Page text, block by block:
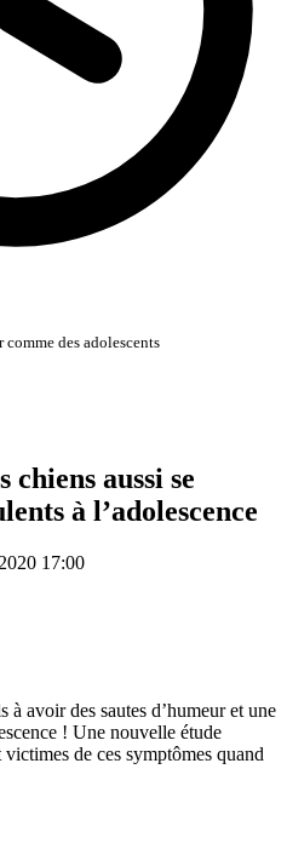
des adolescents
chiens aussi se
à l’adolescence
17:00
à avoir des sautes d’humeur et une
! Une nouvelle étude
de ces symptômes quand